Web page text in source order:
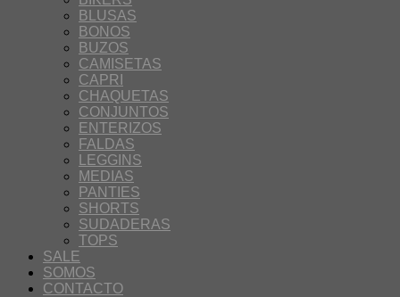
BLUSAS
BONOS
BUZOS
CAMISETAS
CAPRI
CHAQUETAS
CONJUNTOS
ENTERIZOS
FALDAS
LEGGINS
MEDIAS
PANTIES
SHORTS
SUDADERAS
TOPS
SALE
SOMOS
CONTACTO